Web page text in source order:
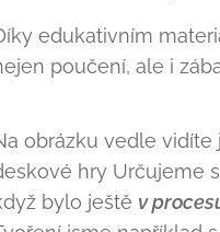
edukativním
poučení, ale i
obrázku vedle vidíte
hry Určujeme
bylo ještě v